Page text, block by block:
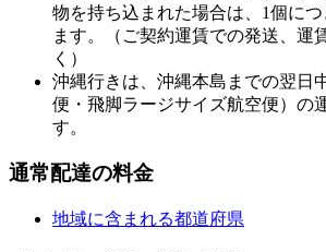
物を持ち込まれた場合は、1個に
ます。（ご契約運賃での発送、運
く）
沖縄行きは、沖縄本島までの翌日
便・飛脚ラージサイズ航空便）の
す。
通常配達の料金
地域に含まれる都道府県